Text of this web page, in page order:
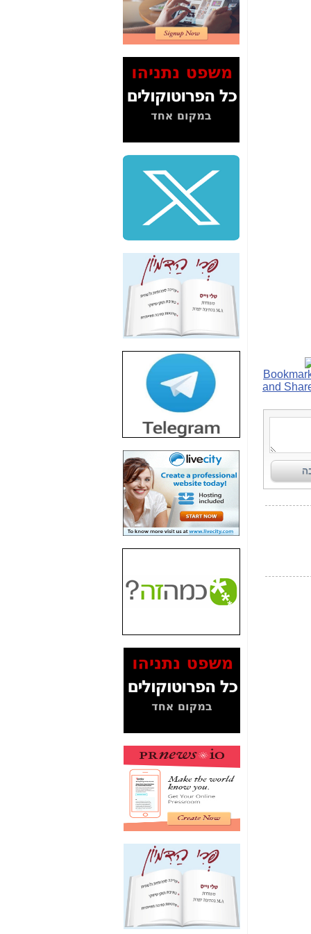
2" על תעלולי השר
משה כחלון -כאן
המשך חשיפת הבלוף
ששמו "מהפיכת
הסלולר" ואיך מסרסים
כאן
סיכום ביקור בסיליקון
שלמה פילבר (עד
לאחרונה מנכ"ל משרד
התקשורת) - עד
מדינה? הצחקתם
"יש אפליה בחקירה"?
חשיפה: למה השר
משה כחלון לא נחקר
עד היום? -
כאן
הדומה לזו של "תיק
4000" אך בתחום
הסלולר -
חשיפת מה שלא
רוצים שתדעו בעניין
פריסת אנלימיטד
(בניחוח בלתי נסבל) -
כאן
חשיפה: איוב קרא
אישר לקבוצת סלקום
בדיוק מה שביבי אישר
כאן
האם השר איוב קרא
היה צריך בכלל לחתום
על האישור, שנתן
האם ביבי וקרא קבלו
בכלל תמורה עבור
המסמכים בנושא בזק-
Yes (תיק 4000)
לאיש הלא נכון! -כאן
עובדות ומסמכים
האם ביבי כשר
תקשורת עזר לקב'
בזק? -כאן
מה מקור ה-Fake
News שהביא לתפירת
תיק לביבי והעלמת
החשודים הנכונים -כאן
אחת הרגליים של "תיק
4000 התפור"
התמוטטה היום
בניצחון (כפול) של בזק
-
כאן
איך כתבות מפנקות